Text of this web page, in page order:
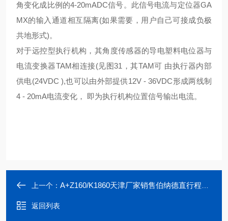
角变化成比例的4-20mADC信号。此信号电流与定位器GA
MX的输入通道相互隔离(如果需要，用户自己可接成负极
共地形式)。
对于远控型执行机构，其角度传感器的导电塑料电位器与
电流变换器TAM相连接(见图31，其TAM可 由执行器内部
供电(24VDC ),也可以由外部提供12V - 36VDC形成两线制
4 - 20mA电流变化， 即为执行机构位置信号输出电流。
上一个： A+Z160/K1860天津厂家销售伯纳德直行程流量阀电动执行器
返回列表